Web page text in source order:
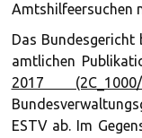
Amtshilfeersuchen
Das
amtlichen
2017 (2C_1000/
ESTV ab. Im